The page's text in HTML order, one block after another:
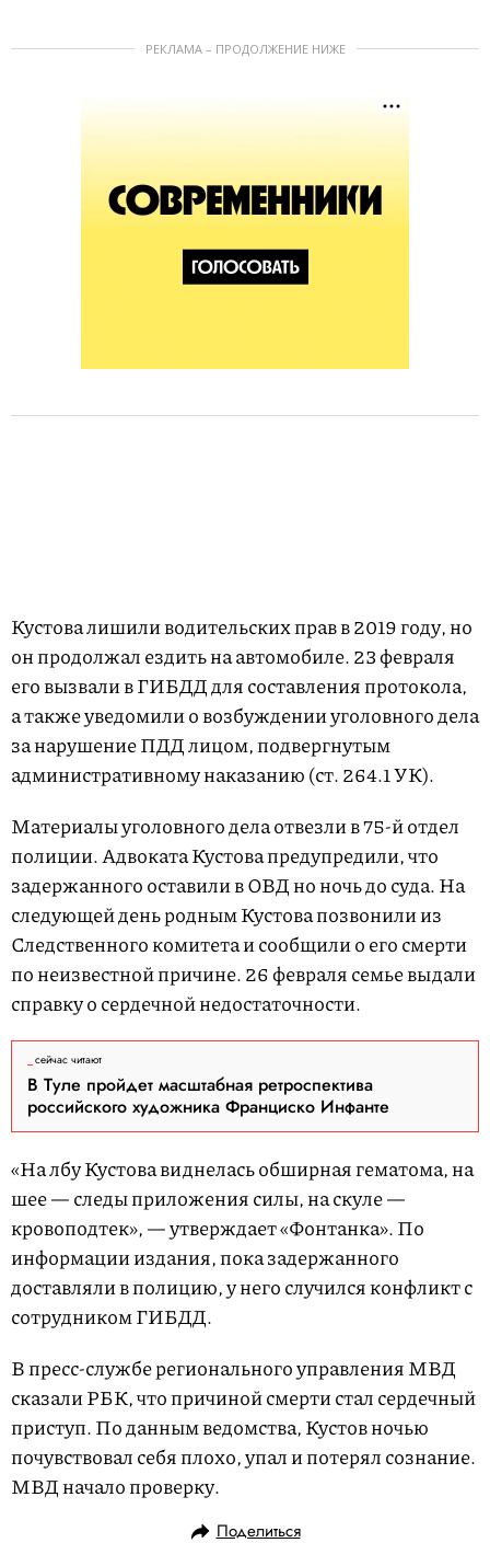
РЕКЛАМА – ПРОДОЛЖЕНИЕ НИЖЕ
Кустова лишили водительских прав в 2019 году, но
он продолжал ездить на автомобиле. 23 февраля
его вызвали в ГИБДД для составления протокола,
а также уведомили о возбуждении уголовного дела
за нарушение ПДД лицом, подвергнутым
административному наказанию (ст. 264.1 УК).
Материалы уголовного дела отвезли в 75-й отдел
полиции. Адвоката Кустова предупредили, что
задержанного оставили в ОВД но ночь до суда. На
следующей день родным Кустова позвонили из
Следственного комитета и сообщили о его смерти
по неизвестной причине. 26 февраля семье выдали
справку о сердечной недостаточности.
сейчас читают
В Туле пройдет масштабная ретроспектива
российского художника Франциско Инфанте
«На лбу Кустова виднелась обширная гематома, на
шее — следы приложения силы, на скуле —
кровоподтек», — утверждает «Фонтанка». По
информации издания, пока задержанного
доставляли в полицию, у него случился конфликт с
сотрудником ГИБДД.
В пресс-службе регионального управления МВД
сказали РБК, что причиной смерти стал сердечный
приступ. По данным ведомства, Кустов ночью
почувствовал себя плохо, упал и потерял сознание.
МВД начало проверку.
Поделиться